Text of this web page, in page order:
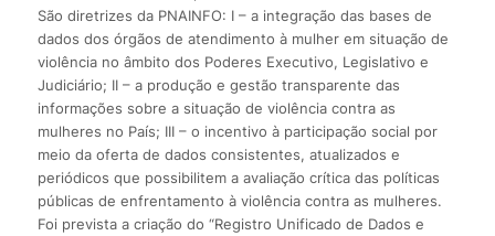
São diretrizes da PNAINFO: I – a integração das bases de
dados dos órgãos de atendimento à mulher em situação de
violência no âmbito dos Poderes Executivo, Legislativo e
Judiciário; II – a produção e gestão transparente das
informações sobre a situação de violência contra as
mulheres no País; III – o incentivo à participação social por
meio da oferta de dados consistentes, atualizados e
periódicos que possibilitem a avaliação crítica das políticas
públicas de enfrentamento à violência contra as mulheres.
Foi prevista a criação do “Registro Unificado de Dados e